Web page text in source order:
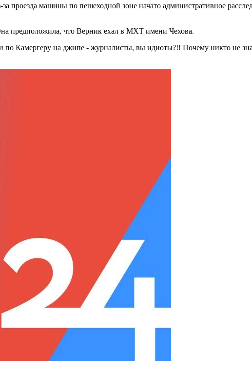
проезда машины по пешеходной зоне начато административное
предположила, что Верник ехал в МХТ имени Чехова.
по Камергеру на джипе - журналисты, вы идиоты?!! Почему никто не